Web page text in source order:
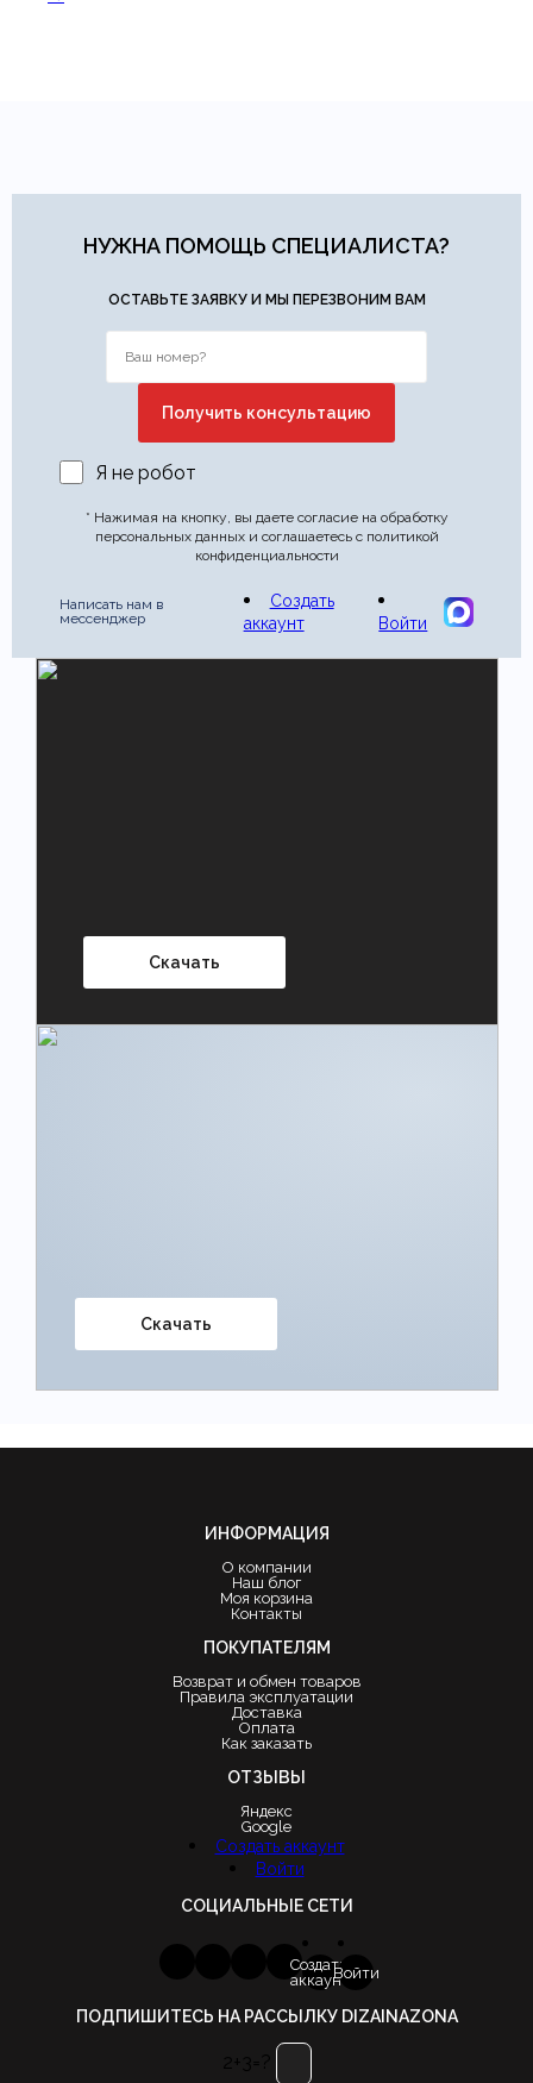
НУЖНА ПОМОЩЬ СПЕЦИАЛИСТА?
ОСТАВЬТЕ ЗАЯВКУ И МЫ ПЕРЕЗВОНИМ ВАМ
Я не робот
* Нажимая на кнопку, вы даете согласие на обработку
персональных данных и соглашаетесь с политикой
конфиденциальности
Написать нам в
мессенджер
Создать
аккаунт
Войти
Скачать
Скачать
ИНФОРМАЦИЯ
О компании
Наш блог
Моя корзина
Контакты
ПОКУПАТЕЛЯМ
Возврат и обмен товаров
Правила эксплуатации
Доставка
Оплата
Как заказать
ОТЗЫВЫ
Яндекс
Google
Создать аккаунт
Войти
СОЦИАЛЬНЫЕ СЕТИ
Создать
аккаунтВойти
ПОДПИШИТЕСЬ НА РАССЫЛКУ DIZAINAZONA
2+3=?